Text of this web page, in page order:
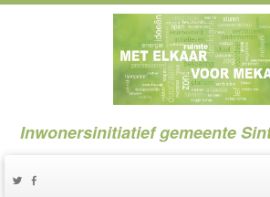
Inwonersinitiatief gemeente